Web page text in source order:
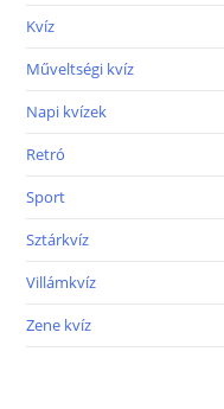
Kvíz
Műveltségi kvíz
Napi kvízek
Retró
Sport
Sztárkvíz
Villámkvíz
Zene kvíz